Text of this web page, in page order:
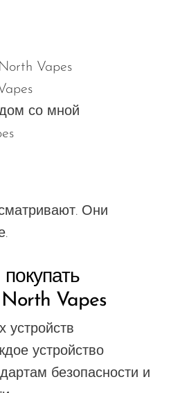
Vapes
со мной
Они
Vapes
устройств
устройство
безопасности и